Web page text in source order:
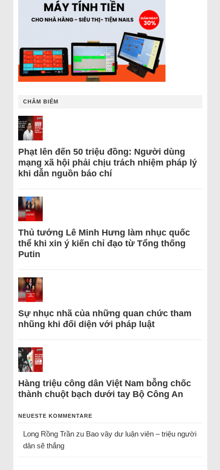
CHÂM BIẾM
Phạt lên đến 50 triệu đồng: Người dùng
mạng xã hội phải chịu trách nhiệm pháp lý
khi dẫn nguồn báo chí
Thủ tướng Lê Minh Hưng làm nhục quốc
thể khi xin ý kiến chỉ đạo từ Tổng thống
Putin
Sự nhục nhã của những quan chức tham
nhũng khi đối diện với pháp luật
Hàng triệu công dân Việt Nam bỗng chốc
thành chuột bạch dưới tay Bộ Công An
NEUESTE KOMMENTARE
Long Rồng Trầnzu Bao vây dư luận viên – triệu người
dân sẽ thắng